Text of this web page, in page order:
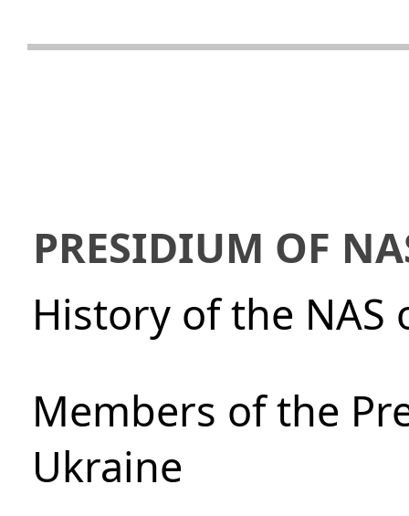
PRESIDIUM OF
History of the NAS
Members of the
Ukraine